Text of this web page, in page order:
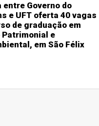
entre Governo do
e UFT oferta 40 vagas
de graduação em
Patrimonial e
em São Félix